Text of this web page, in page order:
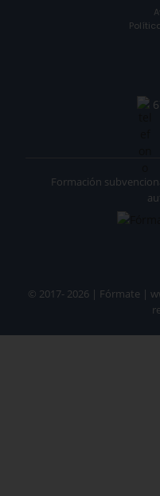
© 2017- 2026 | Fórmate |
Formación